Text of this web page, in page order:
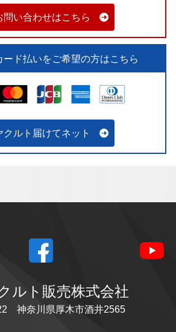
問い合わせはこちら
ード払いをご希望の方はこちら
クルト届けてネット
ルト販売株式会社
神奈川県厚木市酒井2565